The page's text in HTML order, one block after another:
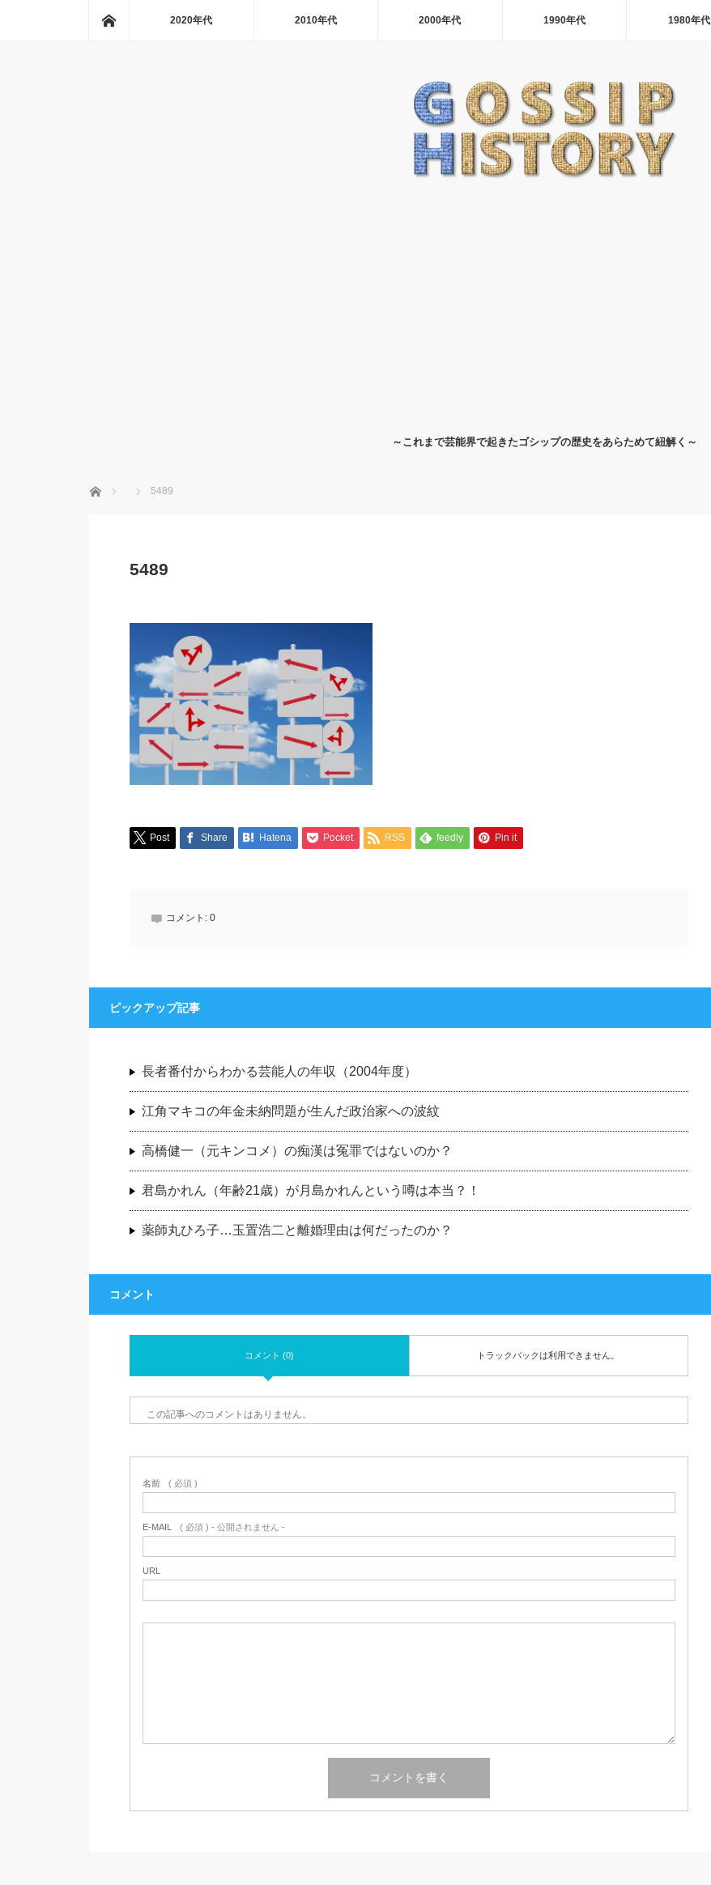
2020年代 2010年代 2000年代 1990年代 1980年代
～これまで芸能界で起きたゴシップの歴史をあらためて紐解く～
ホーム 5489
5489
Post Share Hatena Pocket RSS feedly Pin it
コメント: 0
ピックアップ記事
長者番付からわかる芸能人の年収（2004年度）
江角マキコの年金未納問題が生んだ政治家への波紋
高橋健一（元キンコメ）の痴漢は冤罪ではないのか？
君島かれん（年齢21歳）が月島かれんという噂は本当？！
薬師丸ひろ子…玉置浩二と離婚理由は何だったのか？
コメント
コメント (0) トラックバックは利用できません。
この記事へのコメントはありません。
名前 ( 必須 )
E-MAIL ( 必須 ) - 公開されません -
URL